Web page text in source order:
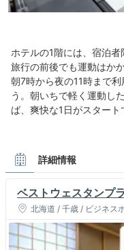
ホテルの1階には、宿泊者
旅行の前後でも運動はか
朝7時から夜の11時まで
う。朝いちで軽く運動し
ば、爽快な1日がスタート
詳細情報
ベストウェスタンプ
北海道 / 千歳 / ビジネス